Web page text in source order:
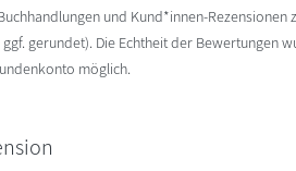
und Kund*innen-Rezensionen
gerundet). Die Echtheit der Bewertungen
möglich.